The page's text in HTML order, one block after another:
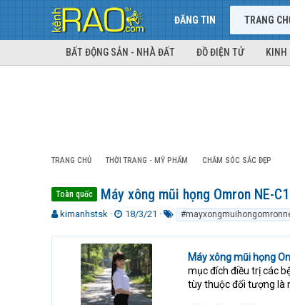
ĐĂNG TIN TRANG
BẤT ĐỘNG SẢN - NHÀ ĐẤT ĐỒ ĐIỆN TỬ KINH
TRANG CHỦ THỜI TRANG - MỸ PHẨM CHĂM SÓC SẮC ĐẸP
Toàn quốc Máy xông mũi họng Omron NE-
T
r
kimanhstsk
N
à
y
g
ử
i
18/3/21
k
Máy xông mũi họng
mục đích điều trị các
tùy thuộc đối tượng là